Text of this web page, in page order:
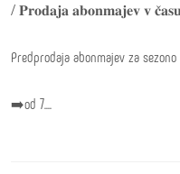
/ 𝐏𝐫𝐨𝐝𝐚𝐣𝐚 𝐚𝐛𝐨𝐧𝐦𝐚𝐣𝐞𝐯 𝐯
Predprodaja abonmajev za
➡️od 7....